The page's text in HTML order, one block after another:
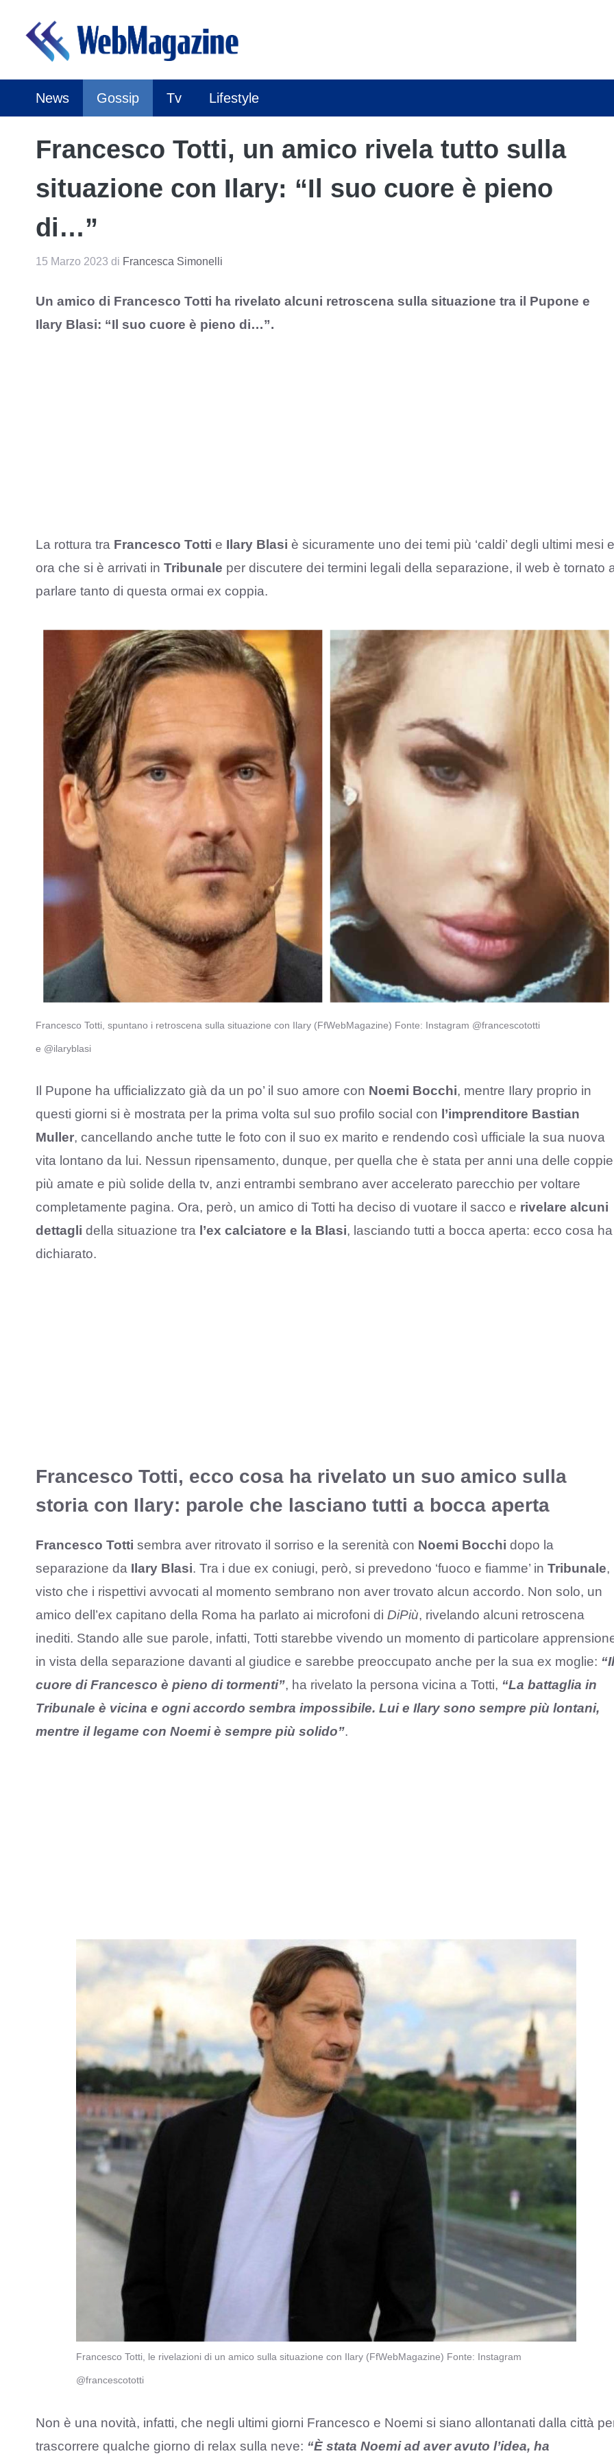
contenuto
News Gossip Tv Lifestyle
Francesco Totti, un amico rivela tutto sulla
situazione con Ilary: “Il suo cuore è pieno
di…”
15 Marzo 2023 di Francesca Simonelli
Un amico di Francesco Totti ha rivelato alcuni retroscena sulla situazione tra il Pupone e
Ilary Blasi: “Il suo cuore è pieno di…”.
La rottura tra Francesco Totti e Ilary Blasi è sicuramente uno dei temi più ‘caldi’ degli ultimi mesi e
ora che si è arrivati in Tribunale per discutere dei termini legali della separazione, il web è tornato
parlare tanto di questa ormai ex coppia.
Francesco Totti, spuntano i retroscena sulla situazione con Ilary (FfWebMagazine) Fonte: Instagram @francescototti
e @ilaryblasi
Il Pupone ha ufficializzato già da un po’ il suo amore con Noemi Bocchi, mentre Ilary proprio in
questi giorni si è mostrata per la prima volta sul suo profilo social con l’imprenditore Bastian
Muller, cancellando anche tutte le foto con il suo ex marito e rendendo così ufficiale la sua nuova
vita lontano da lui. Nessun ripensamento, dunque, per quella che è stata per anni una delle coppie
più amate e più solide della tv, anzi entrambi sembrano aver accelerato parecchio per voltare
completamente pagina. Ora, però, un amico di Totti ha deciso di vuotare il sacco e rivelare alcuni
dettagli della situazione tra l’ex calciatore e la Blasi, lasciando tutti a bocca aperta: ecco cosa ha
dichiarato.
Francesco Totti, ecco cosa ha rivelato un suo amico sulla
storia con Ilary: parole che lasciano tutti a bocca aperta
Francesco Totti sembra aver ritrovato il sorriso e la serenità con Noemi Bocchi dopo la
separazione da Ilary Blasi. Tra i due ex coniugi, però, si prevedono ‘fuoco e fiamme’ in Tribunale,
visto che i rispettivi avvocati al momento sembrano non aver trovato alcun accordo. Non solo, un
amico dell’ex capitano della Roma ha parlato ai microfoni di DiPiù, rivelando alcuni retroscena
inediti. Stando alle sue parole, infatti, Totti starebbe vivendo un momento di particolare
in vista della separazione davanti al giudice e sarebbe preoccupato anche per la sua ex moglie: “Il
cuore di Francesco è pieno di tormenti”, ha rivelato la persona vicina a Totti, “La battaglia in
Tribunale è vicina e ogni accordo sembra impossibile. Lui e Ilary sono sempre più lontani,
mentre il legame con Noemi è sempre più solido”.
Francesco Totti, le rivelazioni di un amico sulla situazione con Ilary (FfWebMagazine) Fonte: Instagram
@francescototti
Non è una novità, infatti, che negli ultimi giorni Francesco e Noemi si siano allontanati dalla città
trascorrere qualche giorno di relax sulla neve: “È stata Noemi ad aver avuto l’idea, ha